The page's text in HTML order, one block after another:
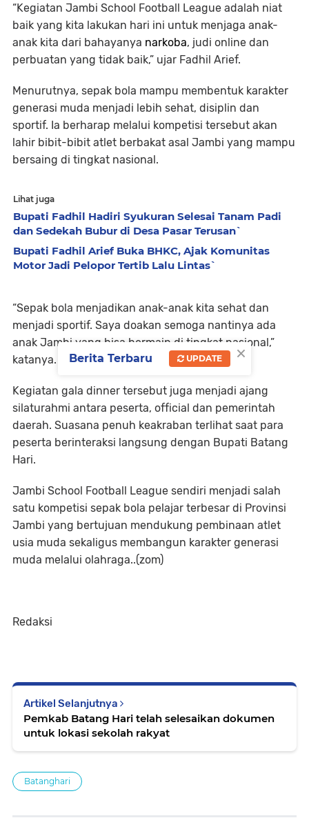
“Kegiatan Jambi School Football League adalah niat
baik yang kita lakukan hari ini untuk menjaga anak-
anak kita dari bahayanya narkoba, judi online dan
perbuatan yang tidak baik,” ujar Fadhil Arief.
Menurutnya, sepak bola mampu membentuk karakter
generasi muda menjadi lebih sehat, disiplin dan
sportif. Ia berharap melalui kompetisi tersebut akan
lahir bibit-bibit atlet berbakat asal Jambi yang mampu
bersaing di tingkat nasional.
Lihat juga
Bupati Fadhil Hadiri Syukuran Selesai Tanam Padi
dan Sedekah Bubur di Desa Pasar Terusan`
Bupati Fadhil Arief Buka BHKC, Ajak Komunitas
Motor Jadi Pelopor Tertib Lalu Lintas`
“Sepak bola menjadikan anak-anak kita sehat dan
menjadi sportif. Saya doakan semoga nantinya ada
anak Jambi yang bisa bermain di tingkat nasional,”
katanya.
Kegiatan gala dinner tersebut juga menjadi ajang
silaturahmi antara peserta, official dan pemerintah
daerah. Suasana penuh keakraban terlihat saat para
peserta berinteraksi langsung dengan Bupati Batang
Hari.
Jambi School Football League sendiri menjadi salah
satu kompetisi sepak bola pelajar terbesar di Provinsi
Jambi yang bertujuan mendukung pembinaan atlet
usia muda sekaligus membangun karakter generasi
muda melalui olahraga..(zom)
Redaksi
Artikel Selanjutnya
Pemkab Batang Hari telah selesaikan dokumen
untuk lokasi sekolah rakyat
Batanghari
×
Berita Terbaru UPDATE